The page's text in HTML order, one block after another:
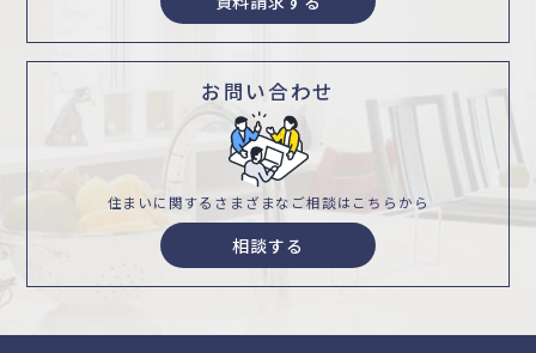
お問い合わせ
住まいに関するさまざまな ご相談はこちらから
相談する